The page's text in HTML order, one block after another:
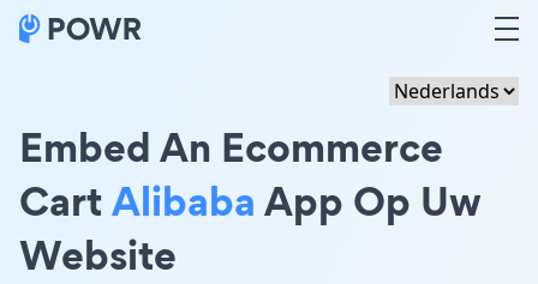
Embed An Ecommerce
CartAlibabaApp Op Uw
Website